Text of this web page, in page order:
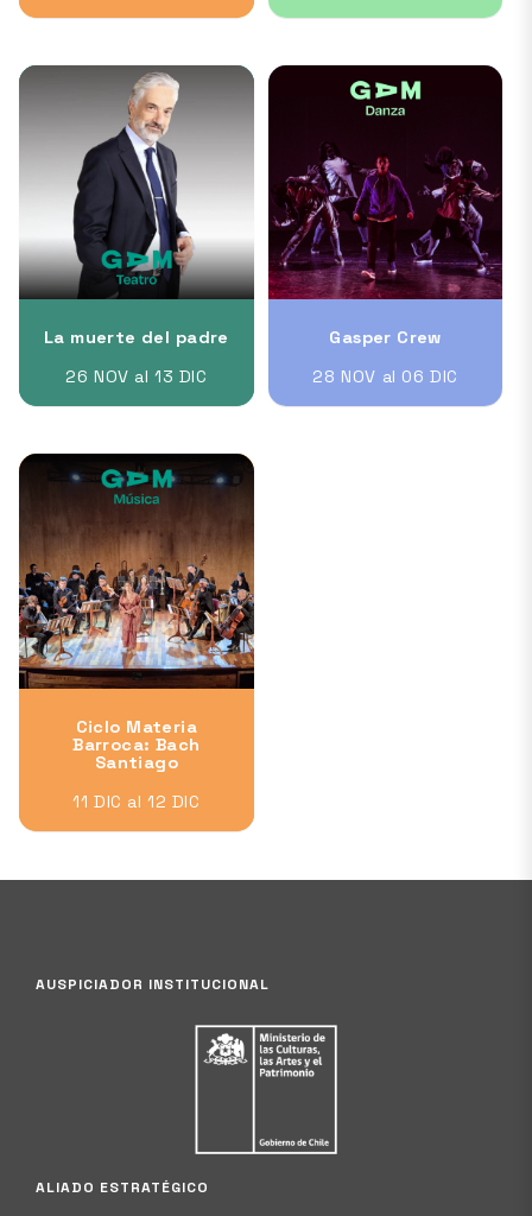
La muerte del padre
26 NOV al 13 DIC
Gasper Crew
28 NOV al 06 DIC
Ciclo Materia
Barroca: Bach
Santiago
11 DIC al 12 DIC
AUSPICIADOR INSTITUCIONAL
ALIADO ESTRATÉGICO